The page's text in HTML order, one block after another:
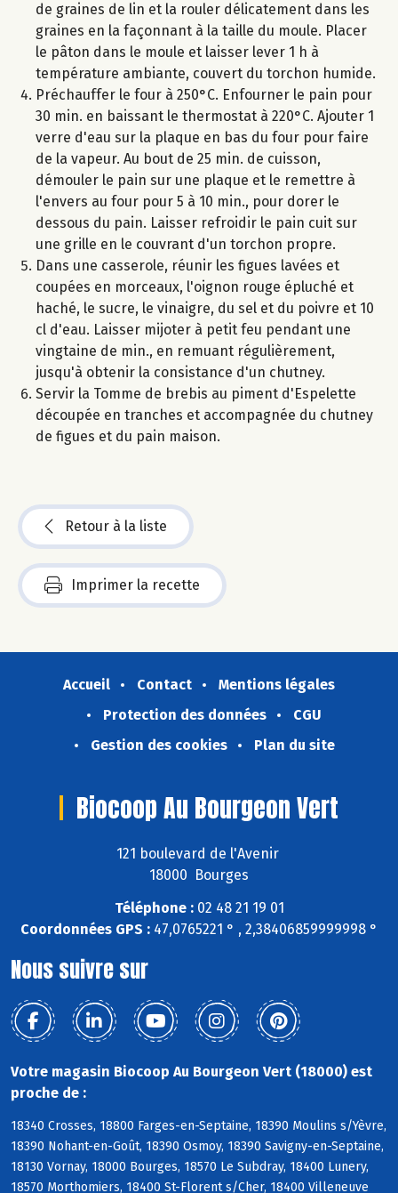
de graines de lin et la rouler délicatement dans les
graines en la façonnant à la taille du moule. Placer
le pâton dans le moule et laisser lever 1 h à
température ambiante, couvert du torchon humide.
Préchauffer le four à 250°C. Enfourner le pain pour
30 min. en baissant le thermostat à 220°C. Ajouter 1
verre d'eau sur la plaque en bas du four pour faire
de la vapeur. Au bout de 25 min. de cuisson,
démouler le pain sur une plaque et le remettre à
l'envers au four pour 5 à 10 min., pour dorer le
dessous du pain. Laisser refroidir le pain cuit sur
une grille en le couvrant d'un torchon propre.
Dans une casserole, réunir les figues lavées et
coupées en morceaux, l'oignon rouge épluché et
haché, le sucre, le vinaigre, du sel et du poivre et 10
cl d'eau. Laisser mijoter à petit feu pendant une
vingtaine de min., en remuant régulièrement,
jusqu'à obtenir la consistance d'un chutney.
Servir la Tomme de brebis au piment d'Espelette
découpée en tranches et accompagnée du chutney
de figues et du pain maison.
Retour à la liste
Imprimer la recette
Accueil Contact
Mentions légales
Protection des données
CGU
Gestion des cookies
Plan du site
Biocoop Au Bourgeon Vert
121 boulevard de l'Avenir
18000 Bourges
Téléphone :02 48 21 19 01
Coordonnées GPS : 47,0765221 ° , 2,38406859999998 °
Nous suivre sur
Votre magasin Biocoop Au Bourgeon Vert (18000) est
proche de :
18340 Crosses, 18800 Farges-en-Septaine, 18390 Moulins s/Yèvre,
18390 Nohant-en-Goût, 18390 Osmoy, 18390 Savigny-en-Septaine,
18130 Vornay, 18000 Bourges, 18570 Le Subdray, 18400 Lunery,
18570 Morthomiers, 18400 St-Florent s/Cher, 18400 Villeneuve